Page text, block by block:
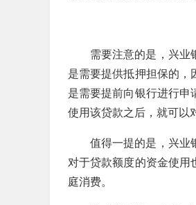
需要注意的是，兴业
是需要提供抵押担保的，
是需要提前向银行进行申
使用该贷款之后，就可以
值得一提的是，兴业
对于贷款额度的资金使用
庭消费。